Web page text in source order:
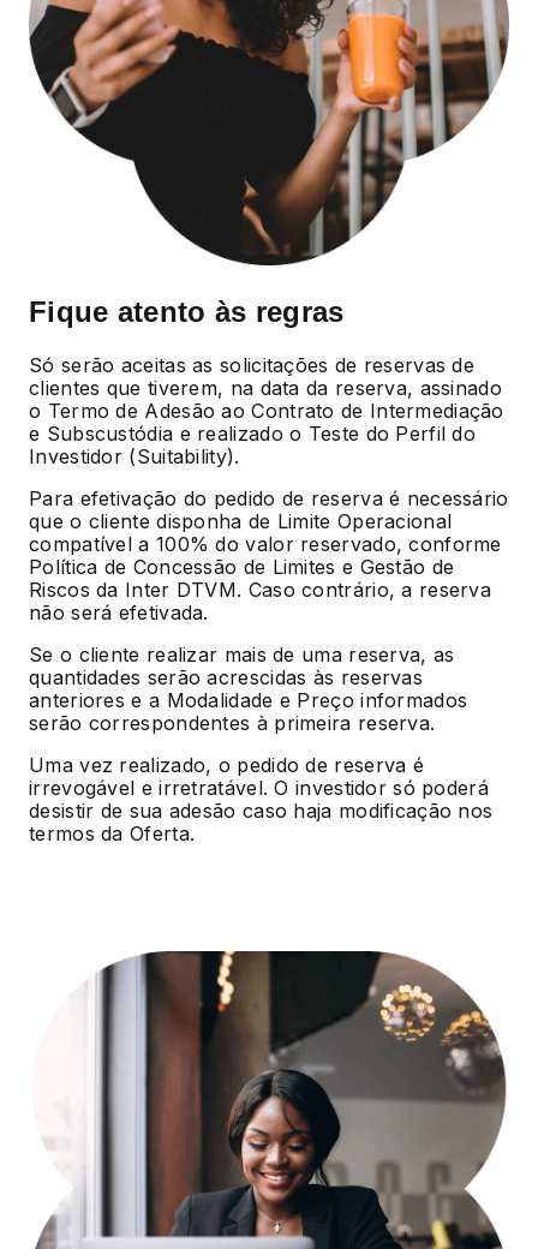
Fique atento às regras
Só serão aceitas as solicitações de reservas de
clientes que tiverem, na data da reserva, assinado
o Termo de Adesão ao Contrato de Intermediação
e Subscustódia e realizado o Teste do Perfil do
Investidor (Suitability).
Para efetivação do pedido de reserva é necessário
que o cliente disponha de Limite Operacional
compatível a 100% do valor reservado, conforme
Política de Concessão de Limites e Gestão de
Riscos da Inter DTVM. Caso contrário, a reserva
não será efetivada.
Se o cliente realizar mais de uma reserva, as
quantidades serão acrescidas às reservas
anteriores e a Modalidade e Preço informados
serão correspondentes à primeira reserva.
Uma vez realizado, o pedido de reserva é
irrevogável e irretratável. O investidor só poderá
desistir de sua adesão caso haja modificação nos
termos da Oferta.